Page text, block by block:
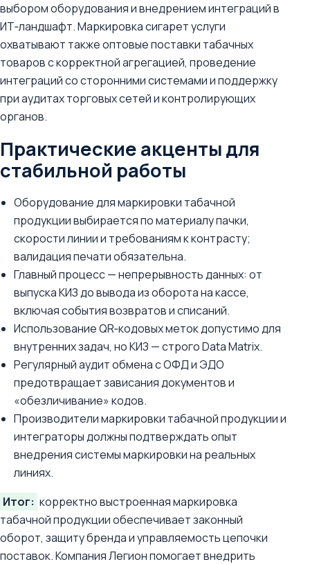
выбором оборудования и внедрением интеграций в
ИТ‑ландшафт. Маркировка сигарет услуги
охватывают также оптовые поставки табачных
товаров с корректной агрегацией, проведение
интеграций со сторонними системами и поддержку
при аудитах торговых сетей и контролирующих
органов.
Практические акценты для
стабильной работы
Оборудование для маркировки табачной
продукции выбирается по материалу пачки,
скорости линии и требованиям к контрасту;
валидация печати обязательна.
Главный процесс — непрерывность данных: от
выпуска КИЗ до вывода из оборота на кассе,
включая события возвратов и списаний.
Использование QR‑кодовых меток допустимо для
внутренних задач, но КИЗ — строго Data Matrix.
Регулярный аудит обмена с ОФД и ЭДО
предотвращает зависания документов и
«обезличивание» кодов.
Производители маркировки табачной продукции и
интеграторы должны подтверждать опыт
внедрения системы маркировки на реальных
линиях.
Итог: корректно выстроенная маркировка
табачной продукции обеспечивает законный
оборот, защиту бренда и управляемость цепочки
поставок. Компания Легион помогает внедрить